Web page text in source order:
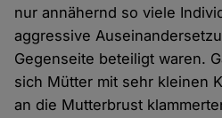
nur annähernd so viele
aggressive
Gegenseite beteiligt waren.
sich Mütter mit sehr kleinen
an die Mutterbrust